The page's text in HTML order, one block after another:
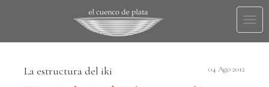
La estructura del iki 04 Ago 2012